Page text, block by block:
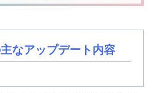
なアップデート内容